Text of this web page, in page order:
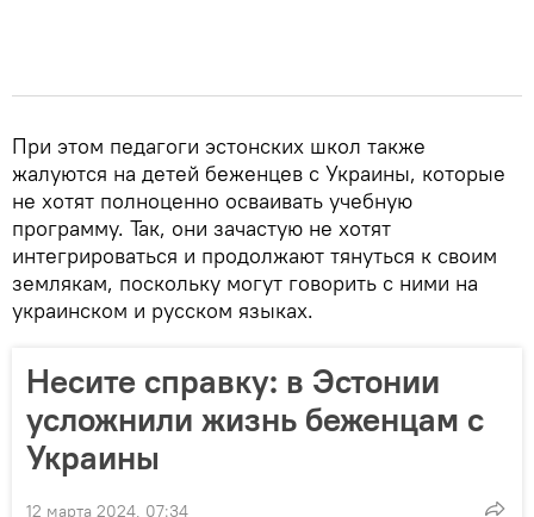
При этом педагоги эстонских школ также
жалуются на детей беженцев с Украины, которые
не хотят полноценно осваивать учебную
программу. Так, они зачастую не хотят
интегрироваться и продолжают тянуться к своим
землякам, поскольку могут говорить с ними на
украинском и русском языках.
Несите справку: в Эстонии
усложнили жизнь беженцам с
Украины
12 марта 2024, 07:34